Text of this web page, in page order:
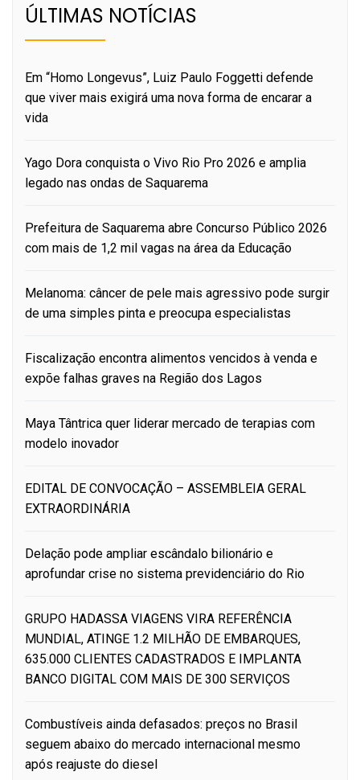
ÚLTIMAS NOTÍCIAS
Em “Homo Longevus”, Luiz Paulo Foggetti defende
que viver mais exigirá uma nova forma de encarar a
vida
Yago Dora conquista o Vivo Rio Pro 2026 e amplia
legado nas ondas de Saquarema
Prefeitura de Saquarema abre Concurso Público 2026
com mais de 1,2 mil vagas na área da Educação
Melanoma: câncer de pele mais agressivo pode surgir
de uma simples pinta e preocupa especialistas
Fiscalização encontra alimentos vencidos à venda e
expõe falhas graves na Região dos Lagos
Maya Tântrica quer liderar mercado de terapias com
modelo inovador
EDITAL DE CONVOCAÇÃO – ASSEMBLEIA GERAL
EXTRAORDINÁRIA
Delação pode ampliar escândalo bilionário e
aprofundar crise no sistema previdenciário do Rio
GRUPO HADASSA VIAGENS VIRA REFERÊNCIA
MUNDIAL, ATINGE 1.2 MILHÃO DE EMBARQUES,
635.000 CLIENTES CADASTRADOS E IMPLANTA
BANCO DIGITAL COM MAIS DE 300 SERVIÇOS
Combustíveis ainda defasados: preços no Brasil
seguem abaixo do mercado internacional mesmo
após reajuste do diesel